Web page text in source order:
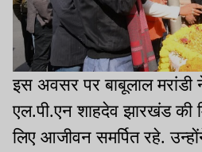
इस अवसर पर बाबूलाल मरांडी
एल.पी.एन शाहदेव झारखंड की
लिए आजीवन समर्पित रहे.